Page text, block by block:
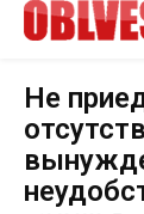
Не